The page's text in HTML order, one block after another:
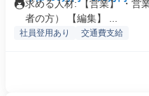
求める人材: 【営業】 ・営
者の方） 【編集】 ...
社員登用あり 交通費支給